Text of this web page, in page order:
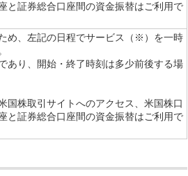
と証券総合口座間の資金振替はご利用で
め、左記の日程でサービス（※）を一時
あり、開始・終了時刻は多少前後する場
国株取引サイトへのアクセス、米国株口
と証券総合口座間の資金振替はご利用で